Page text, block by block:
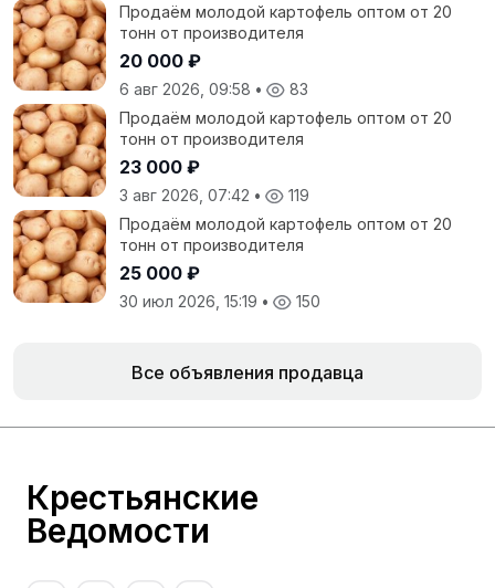
Продаём молодой картофель оптом от 20
тонн от производителя
20 000 ₽
6 авг 2026, 09:58 •
83
Продаём молодой картофель оптом от 20
тонн от производителя
23 000 ₽
3 авг 2026, 07:42 •
119
Продаём молодой картофель оптом от 20
тонн от производителя
25 000 ₽
30 июл 2026, 15:19 • 150
Все объявления продавца
Крестьянские
Ведомости